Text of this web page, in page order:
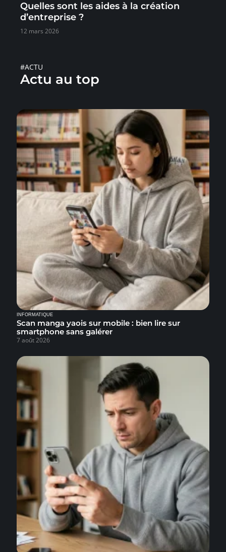
Quelles sont les aides à la création
d’entreprise ?
12 mars 2026
#ACTU
Actu au top
INFORMATIQUE
Scan manga yaois sur mobile : bien lire sur
smartphone sans galérer
7 août 2026